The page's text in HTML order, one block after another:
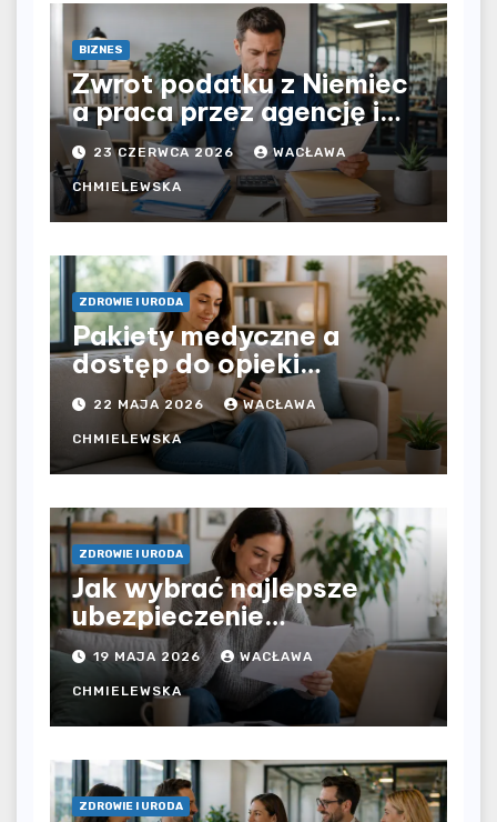
BIZNES
Zwrot podatku z Niemiec
a praca przez agencję i
bezpośrednio u
pracodawcy – jak
rozliczyć oba źródła
dochodu?
23 CZERWCA 2026 WACŁAWA
CHMIELEWSKA
ZDROWIE I URODA
Pakiety medyczne a
dostęp do opieki
zdrowotnej bez
ograniczeń czasowych –
czy prywatna opieka daje
większą swobodę?
22 MAJA 2026 WACŁAWA
CHMIELEWSKA
ZDROWIE I URODA
Jak wybrać najlepsze
ubezpieczenie
komunikacyjne i uniknąć
kosztownych błędów?
19 MAJA 2026 WACŁAWA
CHMIELEWSKA
ZDROWIE I URODA